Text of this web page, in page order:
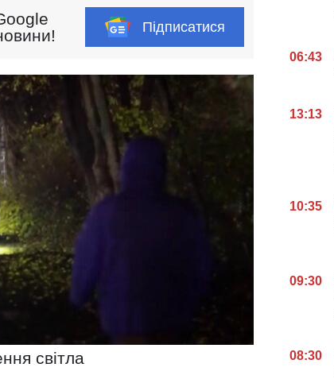
Підписатися
світла
06:43
13:13
10:35
09:30
08:30